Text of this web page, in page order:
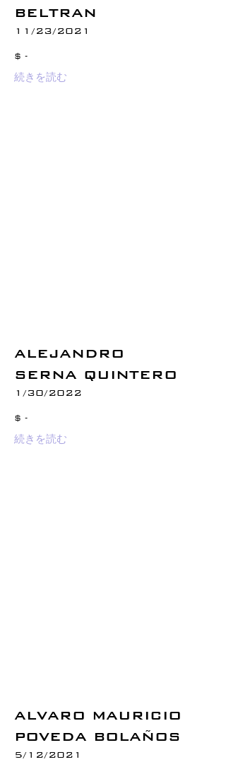
BELTRAN
11/23/2021
$ -
続きを読む
ALEJANDRO
SERNA QUINTERO
1/30/2022
$ -
続きを読む
ALVARO MAURICIO
POVEDA BOLAÑOS
5/12/2021